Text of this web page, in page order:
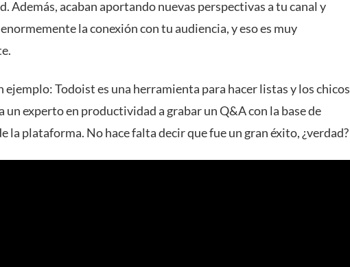
Además, acaban aportando nuevas perspectivas a tu canal y
la conexión con tu audiencia, y eso es muy
ejemplo: Todoist es una herramienta para hacer listas y los chicos
un experto en productividad a grabar un Q&A con la base de
la plataforma. No hace falta decir que fue un gran éxito, ¿verdad?